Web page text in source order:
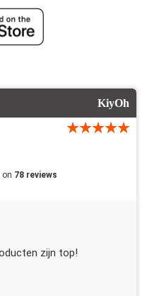
KiyOh
on 78 reviews
zijn top!